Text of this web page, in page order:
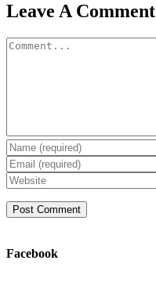
Leave A Comment
Comment
Facebook